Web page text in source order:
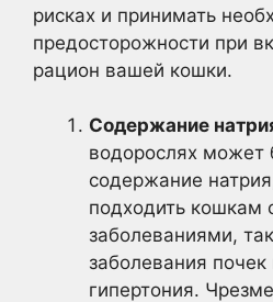
рисках и принимать
предосторожности при
рацион вашей кошки.
Содержание
водорослях может
содержание
подходить кошкам
заболеваниями,
заболевания почек
гипертония.